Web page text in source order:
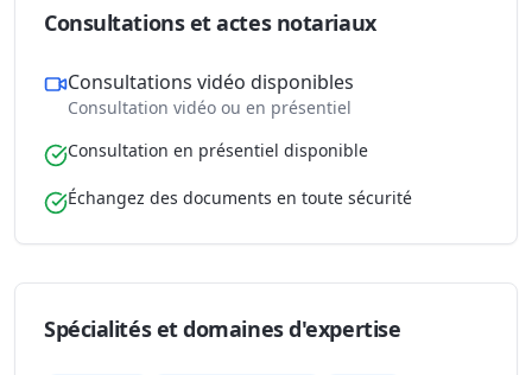
Consultations et actes notariaux
Consultations vidéo disponibles
Consultation vidéo ou en présentiel
Consultation en présentiel disponible
Échangez des documents en toute sécurité
Spécialités et domaines d'expertise